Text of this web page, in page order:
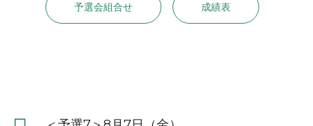
予選会組合せ 成績表